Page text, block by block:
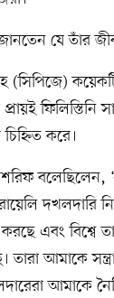
যে তাঁর
(সিপিজে)
ফিলিস্তিনি
চিহ্নিত করে।
বলেছিলেন,
দখলদারি
এবং বিশ্বে
আমাকে
আমাকে